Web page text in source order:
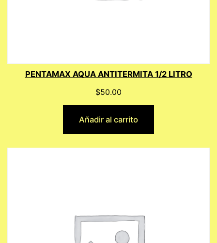
PENTAMAX AQUA ANTITERMITA 1/2 LITRO
$50.00
Añadir al carrito